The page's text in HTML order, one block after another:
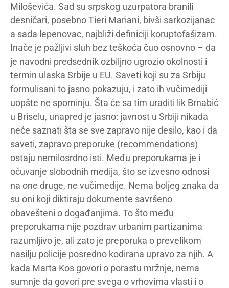
Miloševića. Sad su srpskog uzurpatora branili
desničari, posebno Tieri Mariani, bivši sarkozijanac
a sada lepenovac, najbliži definiciji koruptofašizam.
Inače je pažljivi sluh bez teškoća čuo osnovno – da
je navodni predsednik ozbiljno ugrozio okolnosti i
termin ulaska Srbije u EU. Saveti koji su za Srbiju
formulisani to jasno pokazuju, i zato ih vučimediji
uopšte ne spominju. Šta će sa tim uraditi lik Brnabić
u Briselu, unapred je jasno: javnost u Srbiji nikada
neće saznati šta se sve zapravo nije desilo, kao i da
saveti, zapravo preporuke (recommendations)
ostaju nemilosrdno isti. Među preporukama je i
očuvanje slobodnih medija, što se izvesno odnosi
na one druge, ne vučimedije. Nema boljeg znaka da
su oni koji diktiraju dokumente savršeno
obavešteni o događanjima. To što među
preporukama nije pozdrav urbanim partizanima
razumljivo je, ali zato je preporuka o prevelikom
nasilju policije posredno kodirana upravo za njih. A
kada Marta Kos govori o porastu mržnje, nema
sumnje da govori pre svega o vrhovima vlasti i o